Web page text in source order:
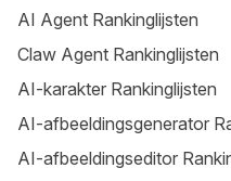
AI Agent Rankinglijsten
Claw Agent Rankinglijsten
AI-karakter Rankinglijsten
AI-afbeeldingsgenerator
AI-afbeeldingseditor